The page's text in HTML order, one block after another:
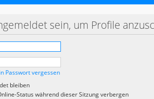
sein, um Profile
Passwort vergessen
bleiben
Status während dieser Sitzung verbergen